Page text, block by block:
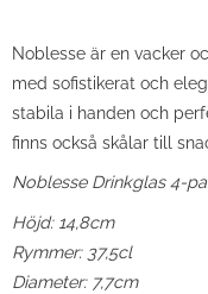
Noblesse är en vacker
med sofistikerat och
stabila i handen och
finns också skålar till
Noblesse Drinkglas 4-
Höjd: 14,8cm
Rymmer: 37,5cl
Diameter: 7,7cm